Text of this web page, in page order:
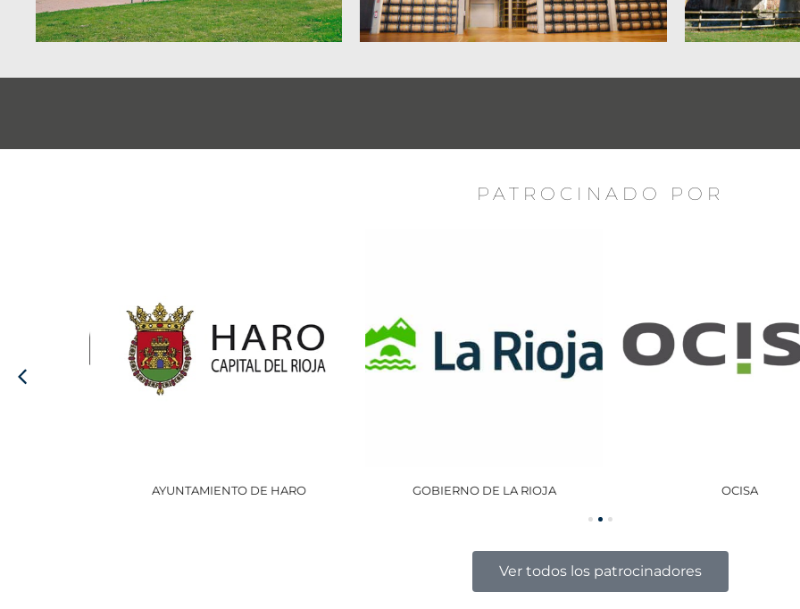
PATROCINADO POR
AYUNTAMIENTO DE HARO GOBIERNO DE LA RIOJA OCISA
Ver todos los patrocinadores